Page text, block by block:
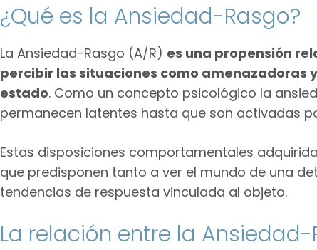
¿Qué es la Ansiedad-Rasgo?
La Ansiedad-Rasgo (A/R) es una propensión
percibir las situaciones como amenazadoras
estado. Como un concepto psicológico la
permanecen latentes hasta que son activadas
Estas disposiciones comportamentales
que predisponen tanto a ver el mundo de una
tendencias de respuesta vinculada al objeto.
La relación entre la